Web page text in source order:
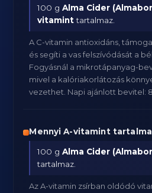
100 gAlma Cider
vitaminttartalmaz.
A C-vitamin antioxidáns,
és segíti a vas felszívódását a
Fogyásnál a mikrotápanyag-
mivel a kalóriakorlátozás
vezethet. Napi ajánlott bevitel:
Mennyi A-vitamint
100 gAlma Cider
tartalmaz.
Az A-vitamin zsírban oldódó